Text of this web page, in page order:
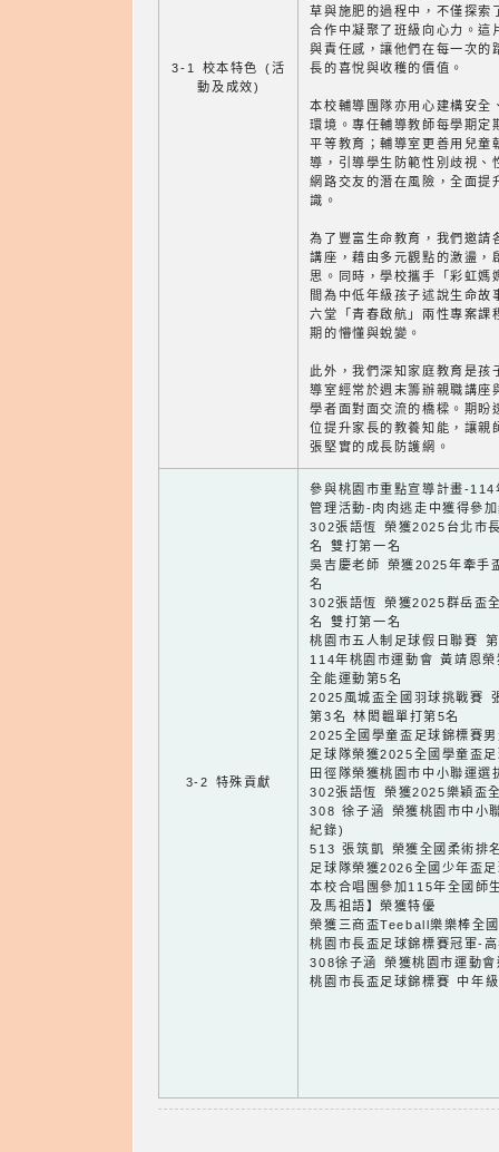
3-1 校本特色 (活
動及成效)
草與施肥的過程中，不僅探索
合作中凝聚了班級向心力。這
與責任感，讓他們在每一次的
長的喜悅與收穫的價值。
本校輔導團隊亦用心建構安全
環境。專任輔導教師每學期定
平等教育；輔導室更善用兒童
導，引導學生防範性別歧視、
網路交友的潛在風險，全面提
識。
為了豐富生命教育，我們邀請
講座，藉由多元觀點的激盪，
思。同時，學校攜手「彩虹媽
間為中低年級孩子述說生命
六堂「青春啟航」兩性專案課
期的懵懂與蛻變。
此外，我們深知家庭教育是孩
導室經常於週末籌辦親職講座
學者面對面交流的橋樑。期盼
位提升家長的教養知能，讓親
張堅實的成長防護網。
3-2 特殊貢獻
參與桃園市重點宣導計畫-
管理活動-肉肉逃走中獲得參
302張語恆 榮獲2025台北市
名 雙打第一名
吳吉慶老師 榮獲2025年牽手
名
302張語恆 榮獲2025群岳盃
名 雙打第一名
桃園市五人制足球假日聯賽
114年桃園市運動會 黃靖恩
全能運動第5名
2025風城盃全國羽球挑戰賽
第3名 林閎韞單打第5名
2025全國學童盃足球錦標賽
足球隊榮獲2025全國學童盃
田徑隊榮獲桃園市中小聯運
302張語恆 榮獲2025樂穎盃
308 徐子涵 榮獲桃園市中小
紀錄)
513 張筑凱 榮獲全國柔術排
足球隊榮獲2026全國少年盃
本校合唱團參加115年全國師
及馬祖語】榮獲特優
榮獲三商盃Teeball樂樂棒全
桃園市長盃足球錦標賽冠軍-
308徐子涵 榮獲桃園市運動
桃園市長盃足球錦標賽 中年